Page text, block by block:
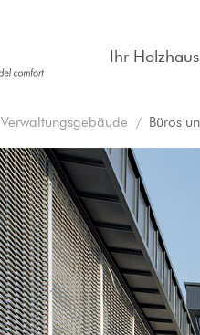
Ihr Holzhaus
Verwaltungsgebäude Büros